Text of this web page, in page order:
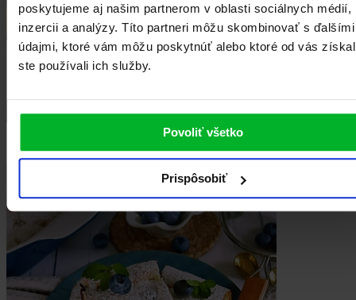
poskytujeme aj našim partnerom v oblasti sociálnych médií,
inzercii a analýzy. Títo partneri môžu skombinovať s ďalšími
údajmi, ktoré vám môžu poskytnúť alebo ktoré od vás
ste používali ich služby.
Povoliť všetko
Prispôsobiť